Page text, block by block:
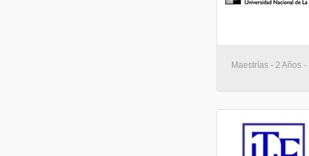
Maestrías - 2 Años